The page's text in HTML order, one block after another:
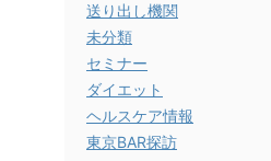
送り出し機関
未分類
セミナー
ダイエット
ヘルスケア情報
東京BAR探訪